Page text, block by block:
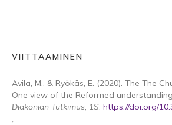
VIITTAAMINEN
Avila, M., & Ryökäs, E. (2020). The The
One view of the Reformed
Diakonian Tutkimus, 1S. https://doi.org/